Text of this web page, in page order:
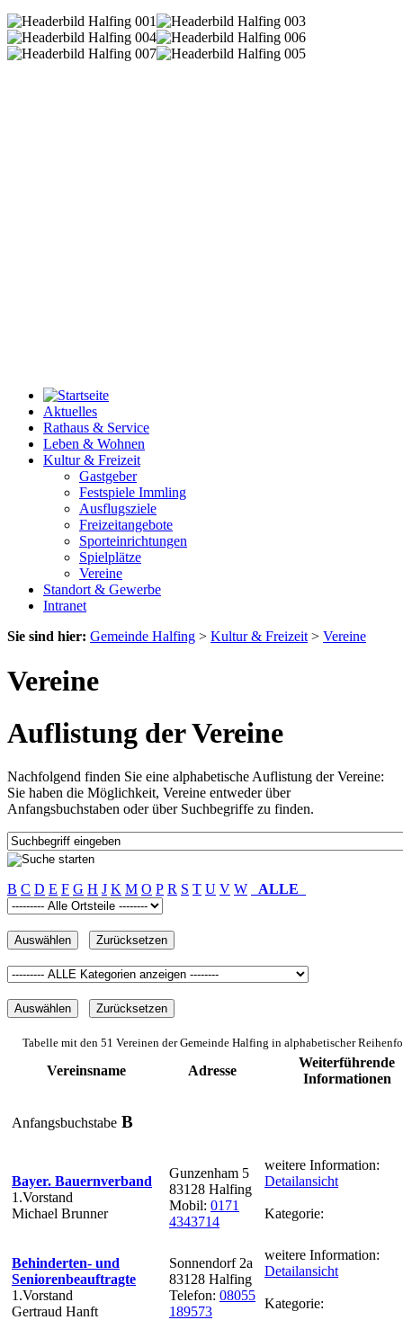
Aktuelles
Rathaus & Service
Leben & Wohnen
Kultur & Freizeit
Gastgeber
Festspiele Immling
Ausflugsziele
Freizeitangebote
Sporteinrichtungen
Spielplätze
Vereine
Standort & Gewerbe
Intranet
Sie sind hier: Gemeinde Halfing > Kultur & Freizeit > Vereine
Vereine
Auflistung der Vereine
Nachfolgend finden Sie eine alphabetische Auflistung der Vereine:
Sie haben die Möglichkeit, Vereine entweder über
Anfangsbuchstaben oder über Suchbegriffe zu finden.
B C D E F G H J K M O P R S T U V W ALLE
Tabelle mit den 51 Vereinen der Gemeinde Halfing in alphabetischer
Vereinsname Adresse
Weiterführende
Informationen
Anfangsbuchstabe B
Bayer. Bauernverband
1.Vorstand
Michael Brunner
Gunzenham 5
83128 Halfing
Mobil: 0171
4343714
weitere Information:
Detailansicht
Kategorie:
Behinderten- und
Seniorenbeauftragte
1.Vorstand
Gertraud Hanft
Sonnendorf 2a
83128 Halfing
Telefon: 08055
189573
weitere Information:
Detailansicht
Kategorie: